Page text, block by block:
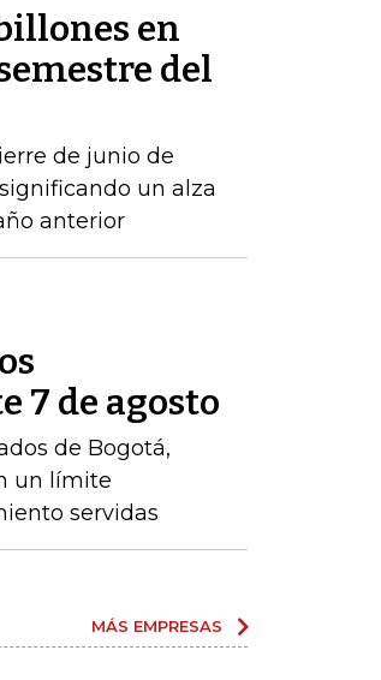
en
del
de junio de
un alza
anterior
7 de agosto
de Bogotá,
un límite
servidas
MÁS EMPRESAS